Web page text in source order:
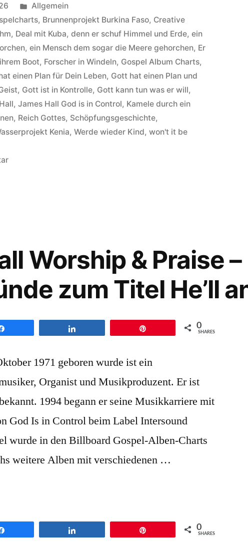
Veröffentlicht
unter
Allgemein
, Brunnenprojekt Burkina Faso, Creative
, Deal mit Kuba,denn er schuf Himmel und Erde,ein
,ein Mensch dem sogar die Meere gehorchen, Er
Boot, Forscher in Windeln, Gospel Album Charts,
einen Plan für Dein Leben, Gott hat einen Plan und
, Gott ist in Kontrolle, Gott kann tun was er will,
,James Hall God is in Control, Kamele durch ein
, Reich Gottes, Schöpfungsgeschichte,
Kenia,Werde wieder Kind,won't it be
zu
Hintergründe
zum
Titel
God
Worship & Praise –
zum Titel He’ll
0
SHARES
1971 geboren wurde ist ein
Organist und Musikproduzent. Er ist
1994 begann er seine Musikkarriere mit
God Is in Control beim Label Intersound
wurde in den Billboard Gospel-Alben-Charts
weitere Alben mit verschiedenen …
0
SHARES